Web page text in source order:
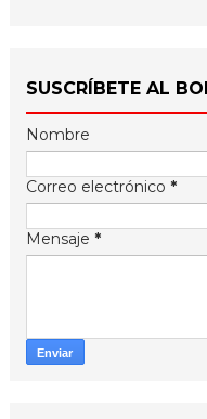
SUSCRÍBETE AL
Nombre
Correo electrónico *
Mensaje *